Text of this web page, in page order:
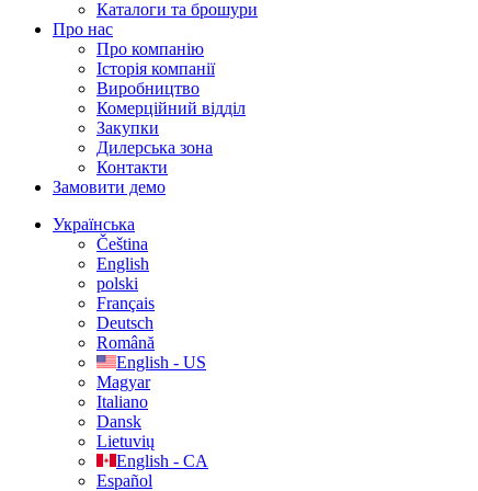
Каталоги та брошури
Про нас
Про компанію
Історія компанії
Виробництво
Комерційний відділ
Закупки
Дилерська зона
Контакти
Замовити демо
Українська
Čeština
English
polski
Français
Deutsch
Română
English - US
Magyar
Italiano
Dansk
Lietuvių
English - CA
Español